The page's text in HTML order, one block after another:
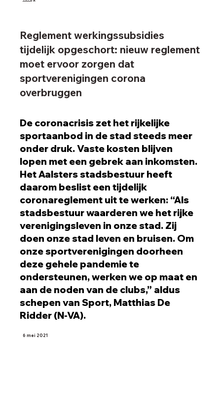
Reglement werkingssubsidies
tijdelijk opgeschort: nieuw reglement
moet ervoor zorgen dat
sportverenigingen corona
overbruggen
De coronacrisis zet het rijkelijke
sportaanbod in de stad steeds meer
onder druk. Vaste kosten blijven
lopen met een gebrek aan inkomsten.
Het Aalsters stadsbestuur heeft
daarom beslist een tijdelijk
coronareglement uit te werken: “Als
stadsbestuur waarderen we het rijke
verenigingsleven in onze stad. Zij
doen onze stad leven en bruisen. Om
onze sportverenigingen doorheen
deze gehele pandemie te
ondersteunen, werken we op maat en
aan de noden van de clubs,” aldus
schepen van Sport, Matthias De
Ridder (N-VA).
6 mei 2021